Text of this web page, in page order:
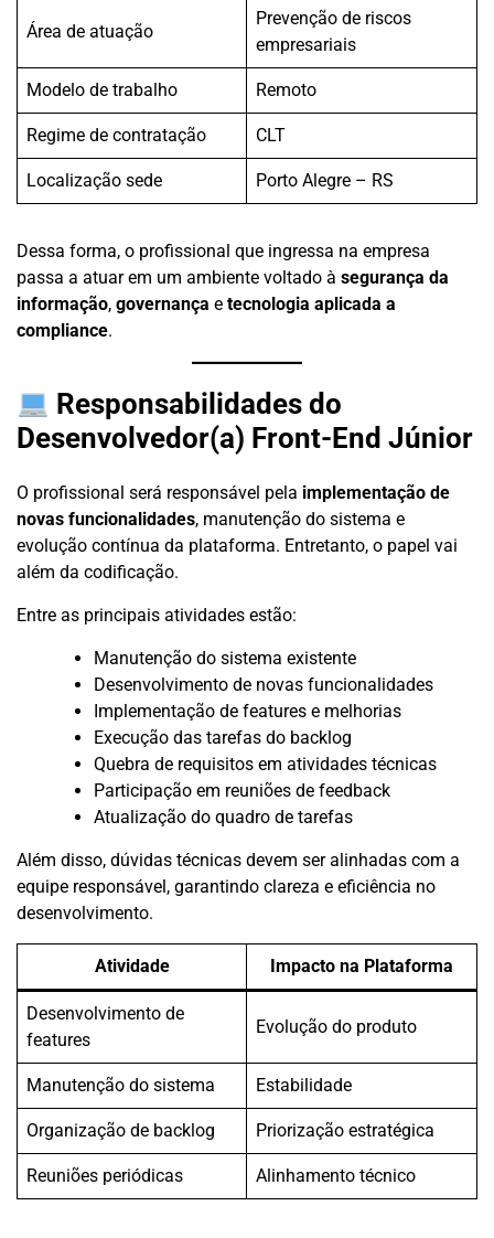
Área de atuação
Prevenção de riscos
empresariais
Modelo de trabalho Remoto
Regime de contratação CLT
Localização sede Porto Alegre – RS
Dessa forma, o profissional que ingressa na empresa
passa a atuar em um ambiente voltado à segurança da
informação, governança e tecnologia aplicada a
compliance.
Responsabilidades do
Desenvolvedor(a) Front-End Júnior
O profissional será responsável pela implementação de
novas funcionalidades, manutenção do sistema e
evolução contínua da plataforma. Entretanto, o papel vai
além da codificação.
Entre as principais atividades estão:
Manutenção do sistema existente
Desenvolvimento de novas funcionalidades
Implementação de features e melhorias
Execução das tarefas do backlog
Quebra de requisitos em atividades técnicas
Participação em reuniões de feedback
Atualização do quadro de tarefas
Além disso, dúvidas técnicas devem ser alinhadas com a
equipe responsável, garantindo clareza e eficiência no
desenvolvimento.
Atividade Impacto na Plataforma
Desenvolvimento de
features
Evolução do produto
Manutenção do sistema Estabilidade
Organização de backlog Priorização estratégica
Reuniões periódicas Alinhamento técnico